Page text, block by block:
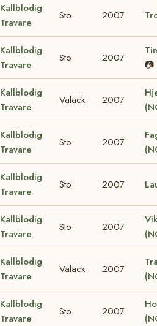
Kallblodig
Travare
Sto 2007
Kallblodig
Travare
Sto 2007
📷
Kallblodig
Travare
Valack 2007
Kallblodig
Travare
Sto 2007
Kallblodig
Travare
Sto 2007
Kallblodig
Travare
Sto 2007
Kallblodig
Travare
Valack 2007
Kallblodig
Travare
Sto 2007